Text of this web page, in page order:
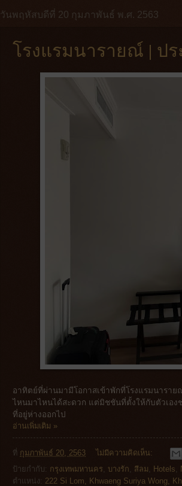
วันพฤหัสบดีที่ 20 กุมภาพันธ์ พ.ศ. 2563
โรงแรมนารายณ์ | ป
อาทิตย์ที่ผ่านมามีโอกาสเข้าพักที่โรงแรมนาราย
ไหนมาไหนได้สะดวก แต่มิชชันที่ตั้งให้กับตัวเอง
ที่อยู่ห่างออกไป
อ่านเพิ่มเติม »
ที่ กุมภาพันธ์ 20, 2563
ไม่มีความคิดเห็น:
ป้ายกำกับ: กรุงเทพมหานคร บางรัก สีลม Hotels
ตำแหน่ง: 222 Si Lom, Khwaeng Suriya Wong,